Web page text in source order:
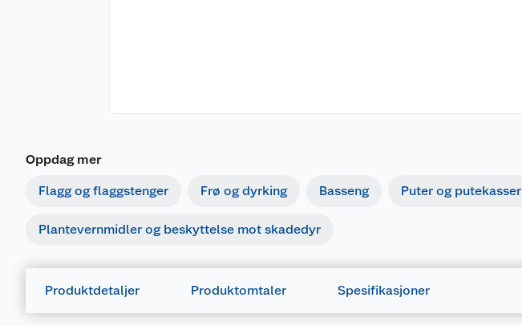
Oppdag mer
Flagg og flaggstenger Frø og dyrking Basseng Puter og putekasser
Plantevernmidler og beskyttelse mot skadedyr
Produktdetaljer Produktomtaler Spesifikasjoner